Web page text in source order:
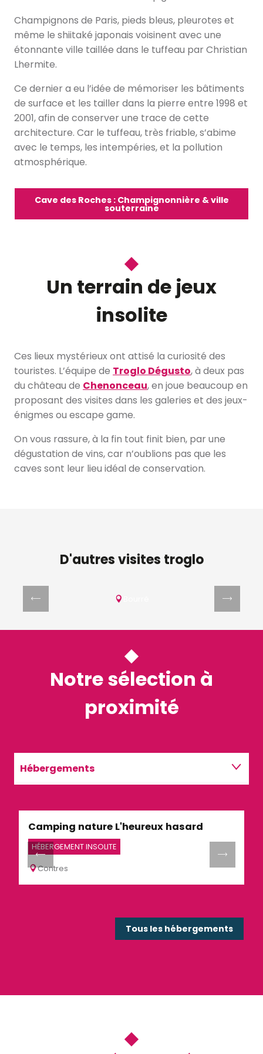
Champignons de Paris, pieds bleus, pleurotes et
même le shiitaké japonais voisinent avec une
étonnante ville taillée dans le tuffeau par Christian
Lhermite.
Ce dernier a eu l’idée de mémoriser les bâtiments
de surface et les tailler dans la pierre entre 1998 et
2001, afin de conserver une trace de cette
architecture. Car le tuffeau, très friable, s’abime
avec le temps, les intempéries, et la pollution
atmosphérique.
Cave des Roches : Champignonnière & ville
souterraine
Un terrain de jeux
insolite
Ces lieux mystérieux ont attisé la curiosité des
touristes. L’équipe de Troglo Dégusto, à deux pas
du château de Chenonceau, en joue beaucoup en
proposant des visites dans les galeries et des jeux-
énigmes ou escape game.
On vous rassure, à la fin tout finit bien, par une
dégustation de vins, car n’oublions pas que les
caves sont leur lieu idéal de conservation.
D'autres visites troglo
Notre sélection à
proximité
Hébergements
Activités
Camping nature L'heureux hasard
HÉBERGEMENT INSOLITE
Contres
Tous les hébergements